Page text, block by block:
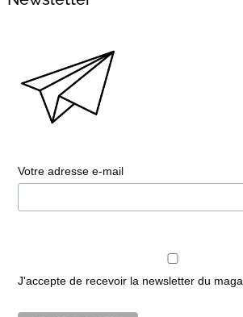
Votre adresse e-mail
J'accepte de recevoir la newsletter du